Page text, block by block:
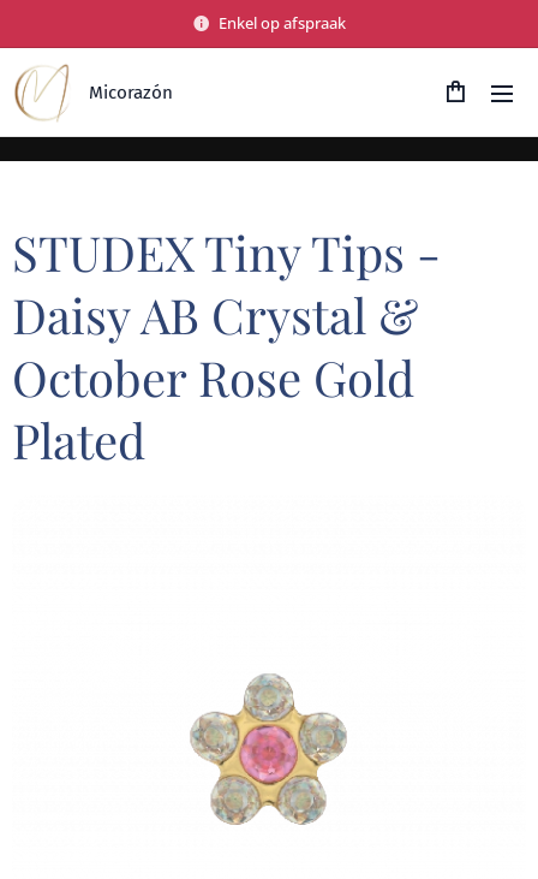
Enkel op afspraak
Micorazón
STUDEX Tiny Tips -
Daisy AB Crystal &
October Rose Gold
Plated